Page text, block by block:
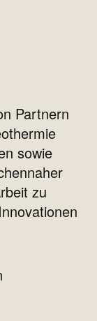
Partnern
sowie
zu